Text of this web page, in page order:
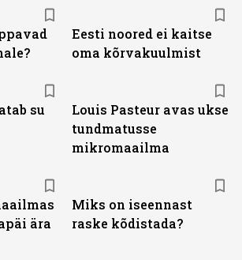
Eesti noored ei kaitse
oma kõrvakuulmist
su
Louis Pasteur avas ukse
tundmatusse
mikromaailma
ära
Miks on iseennast
raske kõdistada?